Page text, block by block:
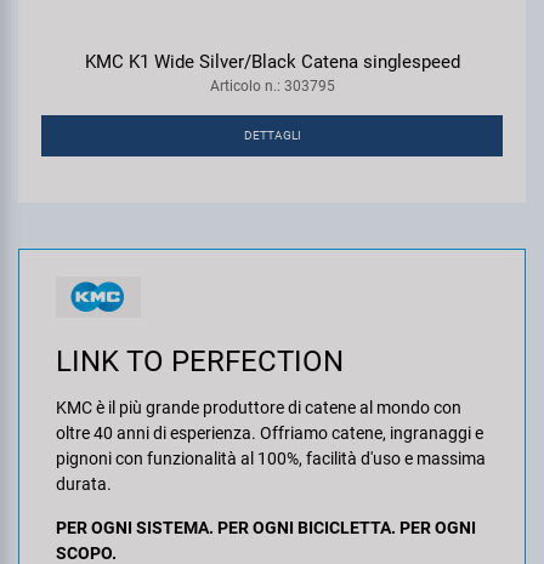
KMC K1 Wide Silver/Black Catena singlespeed
Articolo n.: 303795
DETTAGLI
LINK TO PERFECTION
KMC è il più grande produttore di catene al mondo con
oltre 40 anni di esperienza. Offriamo catene, ingranaggi e
pignoni con funzionalità al 100%, facilità d'uso e massima
durata.
PER OGNI SISTEMA. PER OGNI BICICLETTA. PER OGNI
SCOPO.